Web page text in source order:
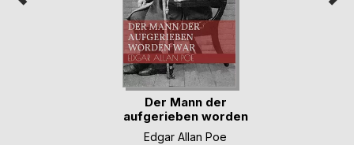
Der Mann der
aufgerieben worden
war
Edgar Allan Poe